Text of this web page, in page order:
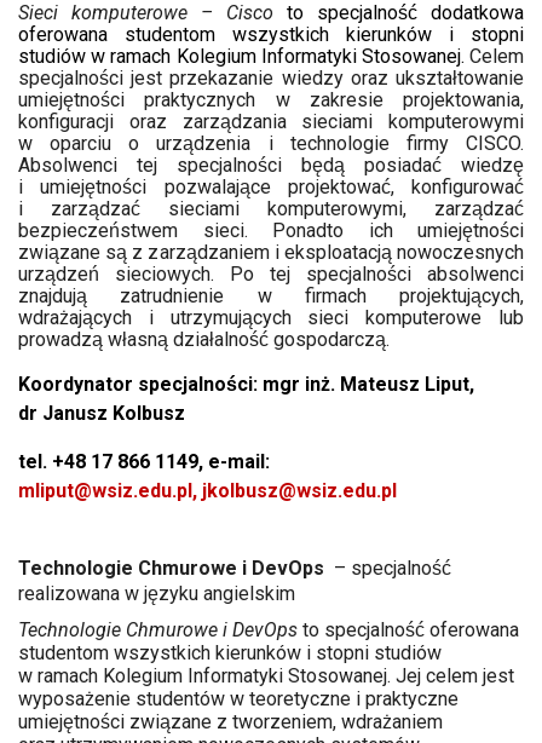
Sieci komputerowe – Cisco to specjalność dodatkowa
oferowana studentom wszystkich kierunków i stopni
studiów w ramach Kolegium Informatyki Stosowanej. Celem
specjalności jest przekazanie wiedzy oraz ukształtowanie
umiejętności praktycznych w zakresie projektowania,
konfiguracji oraz zarządzania sieciami komputerowymi
w oparciu o urządzenia i technologie firmy CISCO.
Absolwenci tej specjalności będą posiadać wiedzę
i umiejętności pozwalające projektować, konfigurować
i zarządzać sieciami komputerowymi, zarządzać
bezpieczeństwem sieci. Ponadto ich umiejętności
związane są z zarządzaniem i eksploatacją nowoczesnych
urządzeń sieciowych. Po tej specjalności absolwenci
znajdują zatrudnienie w firmach projektujących,
wdrażających i utrzymujących sieci komputerowe lub
prowadzą własną działalność gospodarczą.
Koordynator specjalności: mgr inż. Mateusz Liput,
dr Janusz Kolbusz
tel. +48 17 866 1149, e-mail:
mliput@wsiz.edu.pl, jkolbusz@wsiz.edu.pl
Technologie Chmurowe i DevOps – specjalność
realizowana w języku angielskim
Technologie Chmurowe i DevOps to specjalność oferowana
studentom wszystkich kierunków i stopni studiów
w ramach Kolegium Informatyki Stosowanej. Jej celem jest
wyposażenie studentów w teoretyczne i praktyczne
umiejętności związane z tworzeniem, wdrażaniem